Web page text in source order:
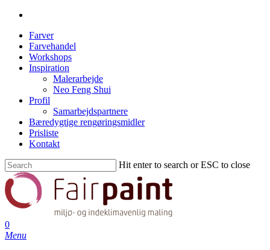
Farver
Farvehandel
Workshops
Inspiration
Malerarbejde
Neo Feng Shui
Profil
Samarbejdspartnere
Bæredygtige rengøringsmidler
Prisliste
Kontakt
Hit enter to search or ESC to close
0
Menu